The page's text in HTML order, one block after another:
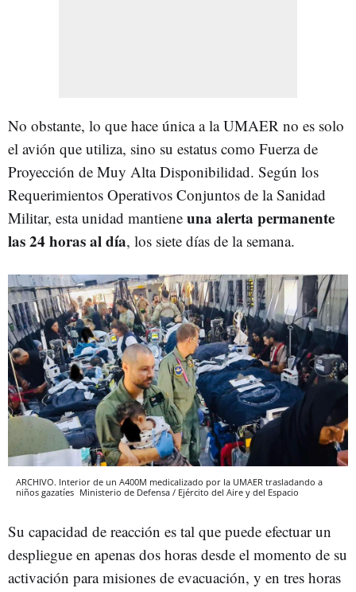
No obstante, lo que hace única a la UMAER no es solo
el avión que utiliza, sino su estatus como Fuerza de
Proyección de Muy Alta Disponibilidad. Según los
Requerimientos Operativos Conjuntos de la Sanidad
Militar, esta unidad mantiene una alerta permanente
las 24 horas al día, los siete días de la semana.
ARCHIVO. Interior de un A400M medicalizado por la UMAER trasladando a
niños gazatíes Ministerio de Defensa / Ejército del Aire y del Espacio
Su capacidad de reacción es tal que puede efectuar un
despliegue en apenas dos horas desde el momento de su
activación para misiones de evacuación, y en tres horas